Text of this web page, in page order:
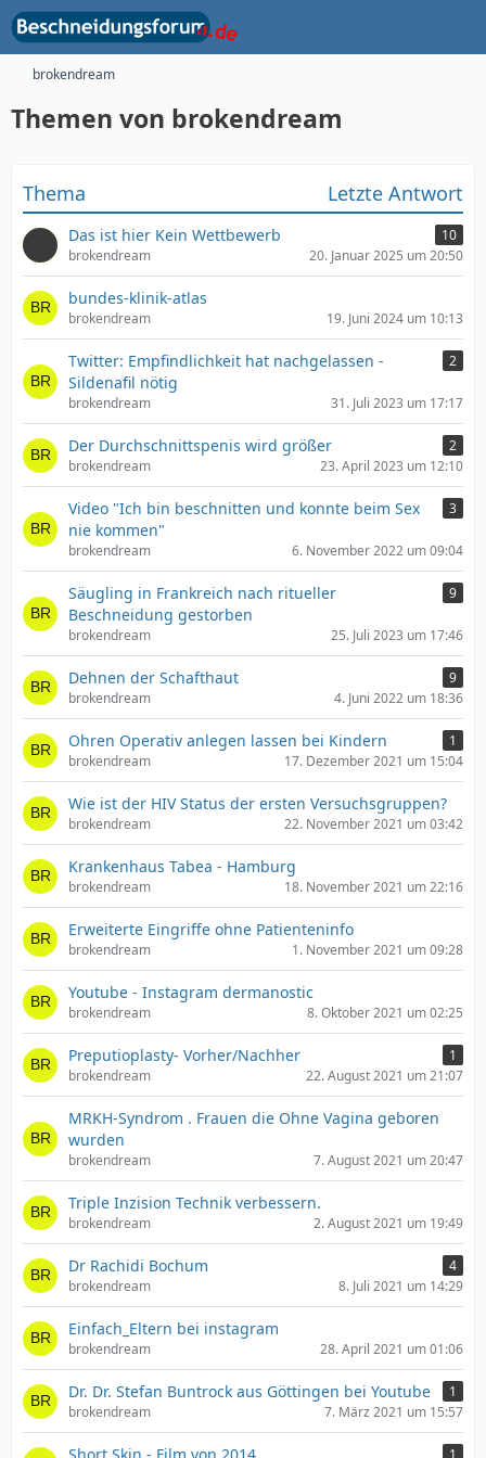
brokendream
Themen von brokendream
Thema Letzte Antwort
Das ist hier Kein Wettbewerb
10
brokendream
20. Januar 2025 um 20:50
bundes-klinik-atlas
brokendream 19. Juni 2024 um 10:13
Twitter: Empfindlichkeit hat nachgelassen -
Sildenafil nötig
2
brokendream 31. Juli 2023 um 17:17
Der Durchschnittspenis wird größer
2
brokendream
23. April 2023 um 12:10
Video "Ich bin beschnitten und konnte beim Sex
nie kommen"
3
brokendream 6. November 2022 um 09:04
Säugling in Frankreich nach ritueller
Beschneidung gestorben
9
brokendream 25. Juli 2023 um 17:46
Dehnen der Schafthaut
9
brokendream
4. Juni 2022 um 18:36
Ohren Operativ anlegen lassen bei Kindern
1
brokendream
17. Dezember 2021 um 15:04
Wie ist der HIV Status der ersten Versuchsgruppen?
brokendream 22. November 2021 um 03:42
Krankenhaus Tabea - Hamburg
brokendream 18. November 2021 um 22:16
Erweiterte Eingriffe ohne Patienteninfo
brokendream 1. November 2021 um 09:28
Youtube - Instagram dermanostic
brokendream 8. Oktober 2021 um 02:25
Preputioplasty- Vorher/Nachher
1
brokendream
22. August 2021 um 21:07
MRKH-Syndrom . Frauen die Ohne Vagina geboren
wurden
brokendream 7. August 2021 um 20:47
Triple Inzision Technik verbessern.
brokendream 2. August 2021 um 19:49
Dr Rachidi Bochum
4
brokendream
8. Juli 2021 um 14:29
Einfach_Eltern bei instagram
brokendream 28. April 2021 um 01:06
Dr. Dr. Stefan Buntrock aus Göttingen bei Youtube
1
brokendream
7. März 2021 um 15:57
1